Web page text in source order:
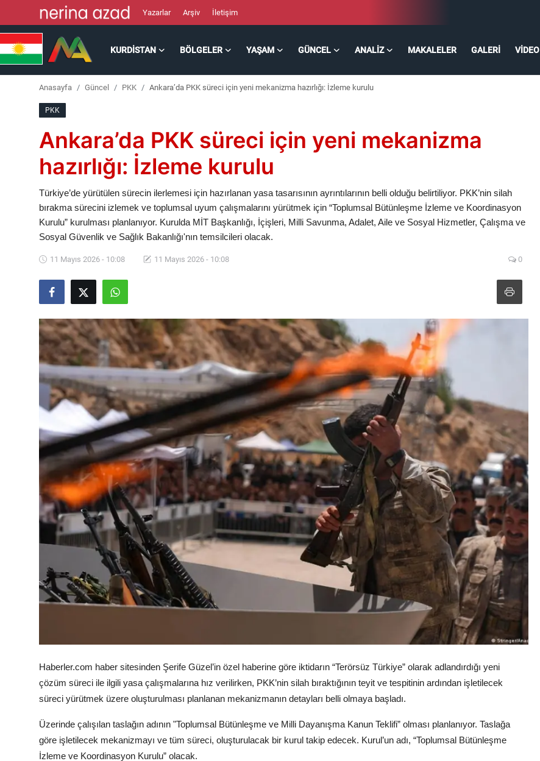
Yazarlar Arşiv İletişim
KURDISTAN BÖLGELER YAŞAM GÜNCEL ANALIZ MAKALELER GALERI VIDEO
Güncel
Makaleler
İletişim
Türkçe Kurdi
Anasayfa Güncel PKK Ankara’da PKK süreci için yeni mekanizma hazırlığı: İzleme kurulu
PKK
Ankara’da PKK süreci için yeni mekanizma
hazırlığı: İzleme kurulu
Türkiye’de yürütülen sürecin ilerlemesi için hazırlanan yasa tasarısının ayrıntılarının belli olduğu belirtiliyor. PKK’nin silah
bırakma sürecini izlemek ve toplumsal uyum çalışmalarını yürütmek için “Toplumsal Bütünleşme İzleme ve Koordinasyon
Kurulu” kurulması planlanıyor. Kurulda MİT Başkanlığı, İçişleri, Milli Savunma, Adalet, Aile ve Sosyal Hizmetler, Çalışma ve
Sosyal Güvenlik ve Sağlık Bakanlığı'nın temsilcileri olacak.
11 Mayıs 2026 - 10:08 11 Mayıs 2026 - 10:08 0
Haberler.com haber sitesinden Şerife Güzel’in özel haberine göre iktidarın “Terörsüz Türkiye” olarak adlandırdığı yeni
çözüm süreci ile ilgili yasa çalışmalarına hız verilirken, PKK’nin silah bıraktığının teyit ve tespitinin ardından işletilecek
süreci yürütmek üzere oluşturulması planlanan mekanizmanın detayları belli olmaya başladı.
Üzerinde çalışılan taslağın adının "Toplumsal Bütünleşme ve Milli Dayanışma Kanun Teklifi” olması planlanıyor. Taslağa
göre işletilecek mekanizmayı ve tüm süreci, oluşturulacak bir kurul takip edecek. Kurul’un adı, “Toplumsal Bütünleşme
İzleme ve Koordinasyon Kurulu” olacak.